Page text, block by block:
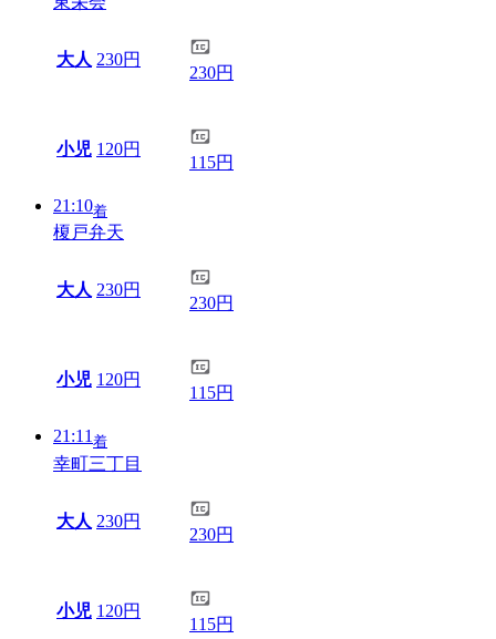
大人 230円
230円
小児 120円
115円
21:10着
榎戸弁天
大人 230円
230円
小児 120円
115円
21:11着
幸町三丁目
大人 230円
230円
小児 120円
115円